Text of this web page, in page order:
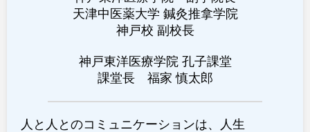
天津中医薬大学 鍼灸推拿学院
神戸校 副校長
神戸東洋医療学院 孔子課堂
課堂長 福家 慎太郎
人と人とのコミュニケーションは、人生